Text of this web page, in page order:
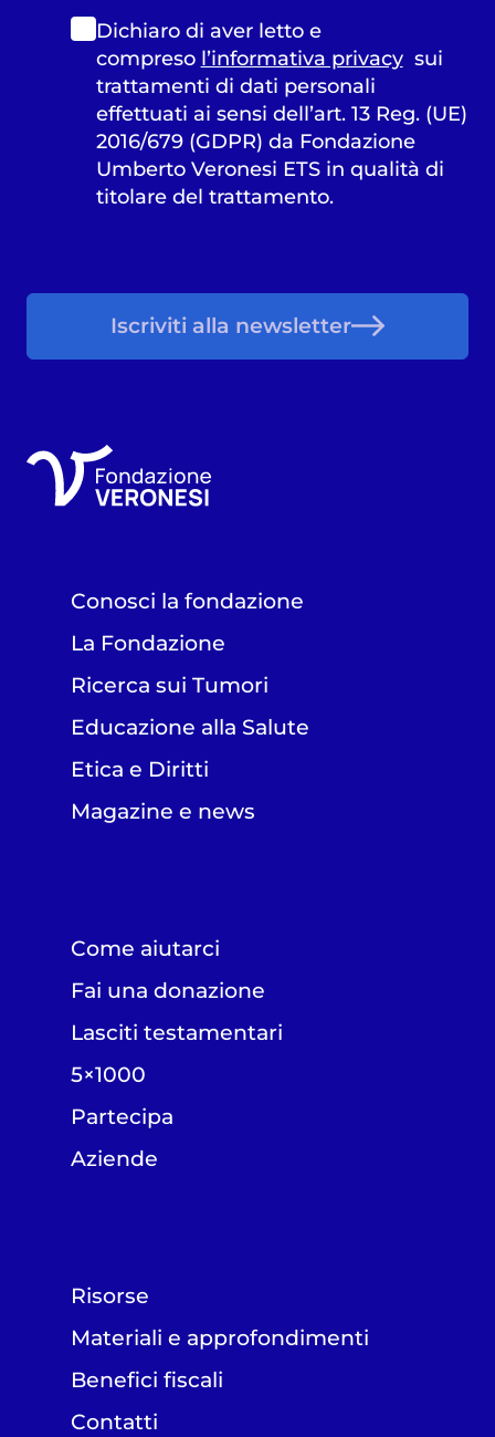
Dichiaro di aver letto e
compreso l’informativa privacysui
trattamenti di dati personali
effettuati ai sensi dell’art. 13 Reg. (UE)
2016/679 (GDPR) da Fondazione
Umberto Veronesi ETS in qualità di
titolare del trattamento.
Iscriviti alla newsletter
Conosci la fondazione
La Fondazione
Ricerca sui Tumori
Educazione alla Salute
Etica e Diritti
Magazine e news
Come aiutarci
Fai una donazione
Lasciti testamentari
5×1000
Partecipa
Aziende
Risorse
Materiali e approfondimenti
Benefici fiscali
Contatti